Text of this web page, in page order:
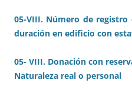
05-VIII. Número de
duración en edificio con
05- VIII. Donación con
Naturaleza real o personal